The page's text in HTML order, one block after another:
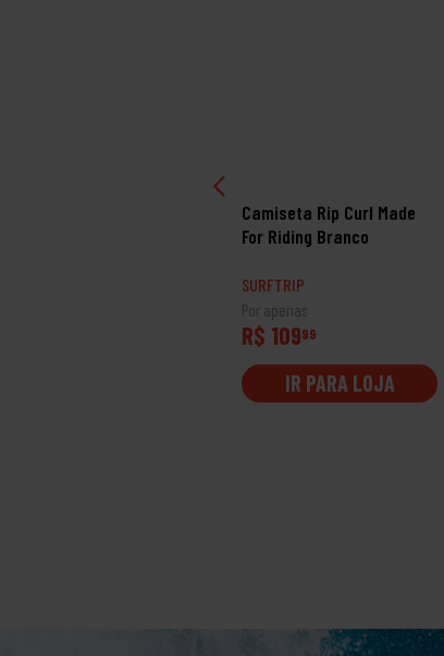
Camiseta Rip Curl Made
For Riding Branco
SURFTRIP
Por apenas
R$ 10999
IR PARA LOJA